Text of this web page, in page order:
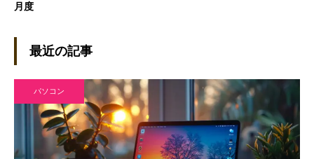
月度
最近の記事
パソコン